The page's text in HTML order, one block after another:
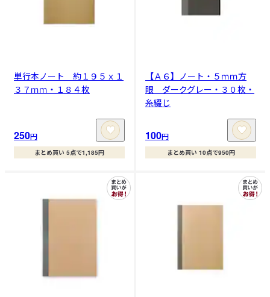
単行本ノート 約１９５ｘ１
３７ｍｍ・１８４枚
250円
まとめ買い 5点で1,185円
【Ａ６】ノート・５ｍｍ方
眼 ダークグレー・３０枚・
糸綴じ
100円
まとめ買い 10点で950円